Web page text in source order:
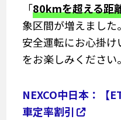
「80kmを超える距
象区間が増えました。
安全運転にお心掛
をお楽しみください。
NEXCO中日本：【
車定率割引